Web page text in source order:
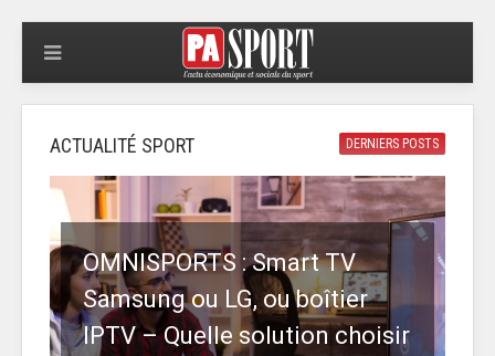
DERNIERS POSTS
ACTUALITÉ SPORT
OMNISPORTS : Smart TV
Samsung ou LG, ou boîtier
IPTV – Quelle solution choisir